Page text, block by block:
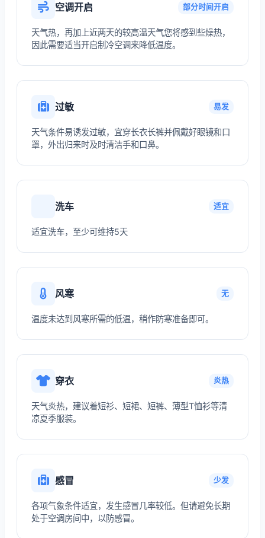
空调开启 部分时间开启
天气热，再加上近两天的较高温天气您将感到些燥热，
因此需要适当开启制冷空调来降低温度。
过敏 易发
天气条件易诱发过敏，宜穿长衣长裤并佩戴好眼镜和口
罩，外出归来时及时清洁手和口鼻。
洗车 适宜
适宜洗车，至少可维持5天
风寒 无
温度未达到风寒所需的低温，稍作防寒准备即可。
穿衣 炎热
天气炎热，建议着短衫、短裙、短裤、薄型T恤衫等清
凉夏季服装。
感冒 少发
各项气象条件适宜，发生感冒几率较低。但请避免长期
处于空调房间中，以防感冒。